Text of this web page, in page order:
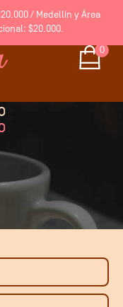
/ Medellín y Área
$20.000.
0